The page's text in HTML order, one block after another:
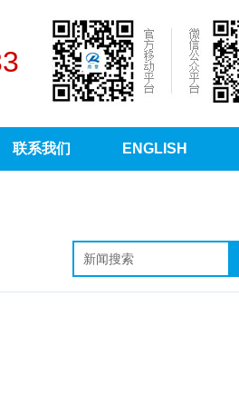
联系我们 ENGLISH